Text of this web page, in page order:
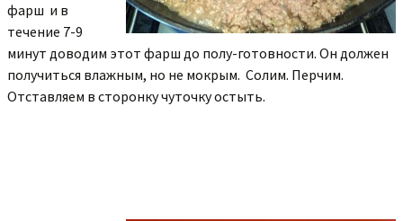
фарш и в
течение 7-9
минут доводим этот фарш до полу-готовности. Он должен
получиться влажным, но не мокрым. Солим. Перчим.
Отставляем в сторонку чуточку остыть.